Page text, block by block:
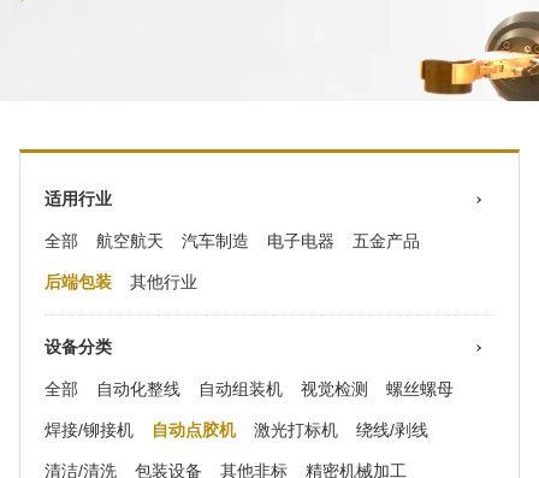
适用行业
全部 航空航天 汽车制造 电子电器 五金产品
后端包装 其他行业
设备分类
全部 自动化整线 自动组装机 视觉检测 螺丝螺母
焊接/铆接机 自动点胶机 激光打标机 绕线/剥线
清洁/清洗 包装设备 其他非标 精密机械加工